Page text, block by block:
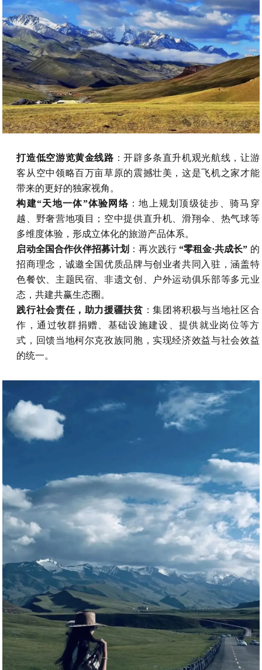
打造低空游览黄金线路 ：开辟多条直升机观光航线，让游
客从空中领略百万亩草原的震撼壮美，这是飞机之家才能
带来的更好的独家视角。
构建“天地一体”体验网络：地上规划顶级徒步、骑马穿
越、野奢营地项目；空中提供直升机、滑翔伞、热气球等
多维度体验，形成立体化的旅游产品体系。
启动全国合作伙伴招募计划 ：再次践行 “零租金·共成长” 的
招商理念，诚邀全国优质品牌与创业者共同入驻，涵盖特
色餐饮、主题民宿、非遗文创、户外运动俱乐部等多元业
态，共建共赢生态圈。
践行社会责任，助力援疆扶贫 ：集团将积极与当地社区合
作，通过牧群捐赠、基础设施建设、提供就业岗位等方
式，回馈当地柯尔克孜族同胞，实现经济效益与社会效益
的统一。